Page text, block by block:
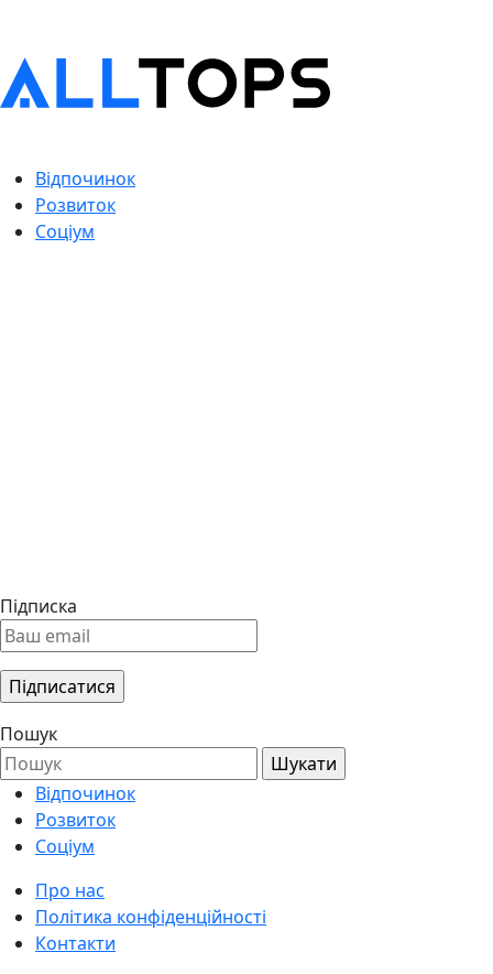
Відпочинок
Розвиток
Соціум
Підписка
Пошук
Відпочинок
Розвиток
Соціум
Про нас
Політика конфіденційності
Контакти